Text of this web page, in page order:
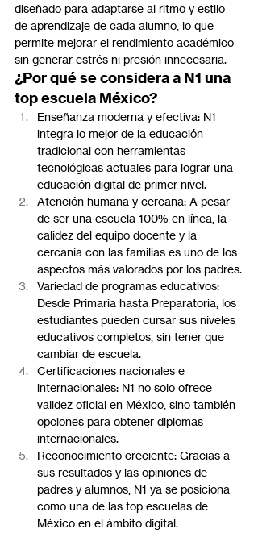
diseñado para adaptarse al ritmo y estilo
de aprendizaje de cada alumno, lo que
permite mejorar el rendimiento académico
sin generar estrés ni presión innecesaria.
¿Por qué se considera a N1 una
top escuela México?
Enseñanza moderna y efectiva: N1
integra lo mejor de la educación
tradicional con herramientas
tecnológicas actuales para lograr una
educación digital de primer nivel.
Atención humana y cercana: A pesar
de ser una escuela 100% en línea, la
calidez del equipo docente y la
cercanía con las familias es uno de los
aspectos más valorados por los padres.
Variedad de programas educativos:
Desde Primaria hasta Preparatoria, los
estudiantes pueden cursar sus niveles
educativos completos, sin tener que
cambiar de escuela.
Certificaciones nacionales e
internacionales: N1 no solo ofrece
validez oficial en México, sino también
opciones para obtener diplomas
internacionales.
Reconocimiento creciente: Gracias a
sus resultados y las opiniones de
padres y alumnos, N1 ya se posiciona
como una de las top escuelas de
México en el ámbito digital.